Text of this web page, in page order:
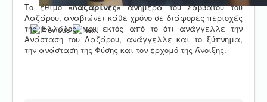
Το έθιμο«Λαζαρίνες»ανήμερα του Σαββάτου του
Λαζάρου, αναβιώνει κάθε χρόνο σε διάφορες περιοχές
της Ελλάδος, και εκτός από το ότι ανάγγελλε την
Ανάσταση του Λαζάρου, ανάγγελλε και το ξύπνημα,
την ανάσταση της Φύσης και τον ερχομό της Άνοιξης.